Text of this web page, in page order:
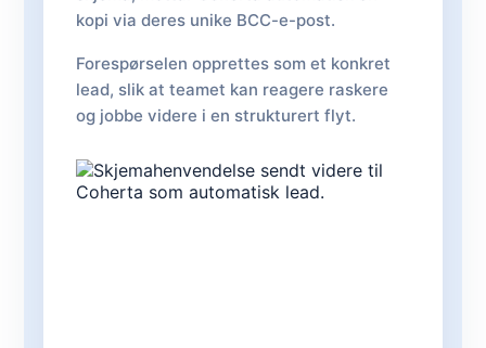
kopi via deres unike BCC-e-post.
Forespørselen opprettes som et konkret
lead, slik at teamet kan reagere raskere
og jobbe videre i en strukturert flyt.